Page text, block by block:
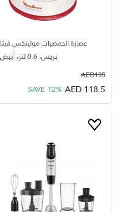
عصارة الحمضيات مولينكس فيتا
بريس، 0.6 لتر، أبيض
135
AED
118.5
AED
SAVE 12%